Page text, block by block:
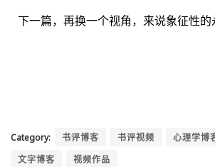
下一篇，再换一个视角，来说象征性的
Category: 书评博客 书评视频 心理学博
文字博客
视频作品